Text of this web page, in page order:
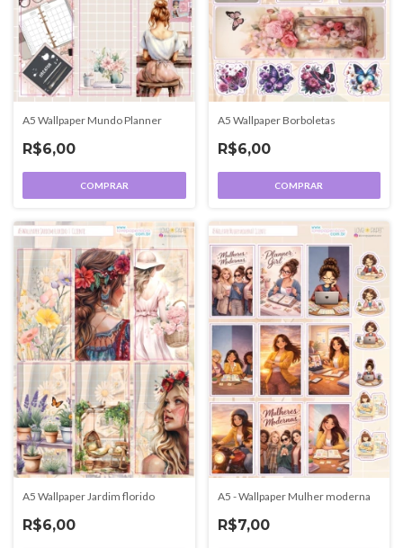
A5 Wallpaper Mundo Planner
R$6,00
COMPRAR
A5 Wallpaper Borboletas
R$6,00
COMPRAR
A5 Wallpaper Jardim florido
R$6,00
A5 - Wallpaper Mulher moderna
R$7,00